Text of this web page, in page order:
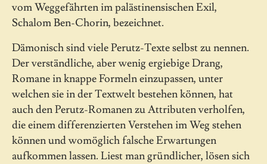
vom Weggefährten im palästinensischen Exil,
Schalom Ben-Chorin, bezeichnet.
Dämonisch sind viele Perutz-Texte selbst zu nennen.
Der verständliche, aber wenig ergiebige Drang,
Romane in knappe Formeln einzupassen, unter
welchen sie in der Textwelt bestehen können, hat
auch den Perutz-Romanen zu Attributen verholfen,
die einem differenzierten Verstehen im Weg stehen
können und womöglich falsche Erwartungen
aufkommen lassen. Liest man gründlicher, lösen sich